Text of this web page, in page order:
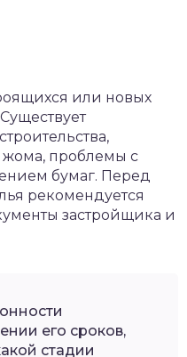
или новых
жома, проблемы с
бумаг. Перед
рекомендуется
застройщика и
его сроков,
стадии